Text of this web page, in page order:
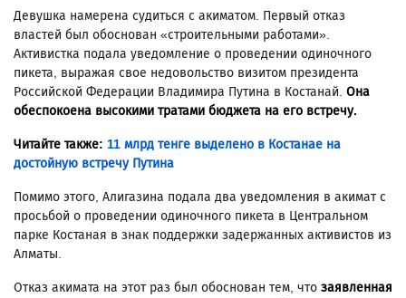
Девушка намерена судиться с акиматом. Первый отказ
властей был обоснован «строительными работами».
Активистка подала уведомление о проведении одиночного
пикета, выражая свое недовольство визитом президента
Российской Федерации Владимира Путина в Костанай. Она
обеспокоена высокими тратами бюджета на его встречу.
Читайте также: 11 млрд тенге выделено в Костанае на
достойную встречу Путина
Помимо этого, Алигазина подала два уведомления в акимат с
просьбой о проведении одиночного пикета в Центральном
парке Костаная в знак поддержки задержанных активистов из
Алматы.
Отказ акимата на этот раз был обоснован тем, что заявленная